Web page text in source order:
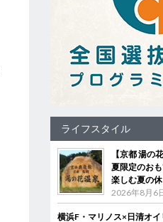
ライフスタイル
【京都 湯の
夏限定のお
楽しむ夏の
2026年8月6
横浜F・マリノス×日清オ